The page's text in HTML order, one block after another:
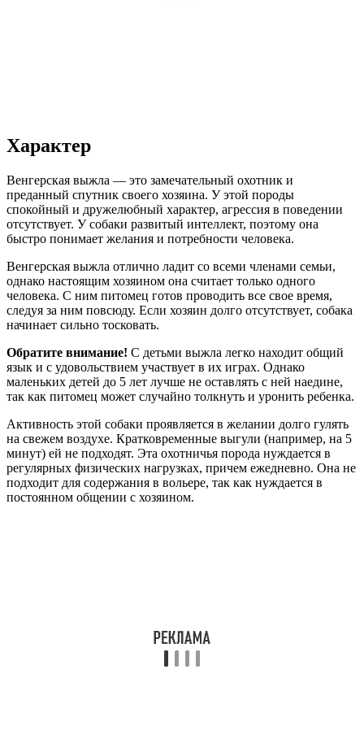
Характер
Венгерская выжла — это замечательный охотник и
преданный спутник своего хозяина. У этой породы
спокойный и дружелюбный характер, агрессия в поведении
отсутствует. У собаки развитый интеллект, поэтому она
быстро понимает желания и потребности человека.
Венгерская выжла отлично ладит со всеми членами семьи,
однако настоящим хозяином она считает только одного
человека. С ним питомец готов проводить все свое время,
следуя за ним повсюду. Если хозяин долго отсутствует, собака
начинает сильно тосковать.
Обратите внимание! С детьми выжла легко находит общий
язык и с удовольствием участвует в их играх. Однако
маленьких детей до 5 лет лучше не оставлять с ней наедине,
так как питомец может случайно толкнуть и уронить ребенка.
Активность этой собаки проявляется в желании долго гулять
на свежем воздухе. Кратковременные выгули (например, на 5
минут) ей не подходят. Эта охотничья порода нуждается в
регулярных физических нагрузках, причем ежедневно. Она не
подходит для содержания в вольере, так как нуждается в
постоянном общении с хозяином.